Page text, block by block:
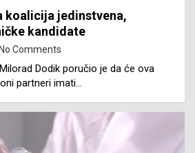
koalicija jedinstvena,
kandidate
No Comments
Dodik poručio je da će ova
partneri imati…